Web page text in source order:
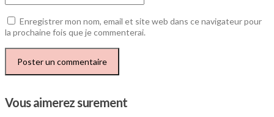
Enregistrer mon nom, email et site web dans ce navigateur pour
la prochaine fois que je commenterai.
Vous aimerez surement